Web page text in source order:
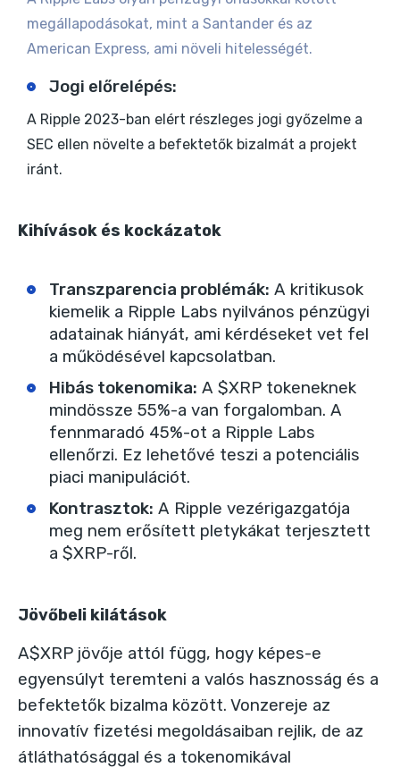
megállapodásokat, mint a Santander és az
American Express, ami növeli hitelességét.
Jogi előrelépés:
A Ripple 2023-ban elért részleges jogi győzelme a
SEC ellen növelte a befektetők bizalmát a projekt
iránt.
Kihívások és kockázatok
Transzparencia problémák: A kritikusok
kiemelik a Ripple Labs nyilvános pénzügyi
adatainak hiányát, ami kérdéseket vet fel
a működésével kapcsolatban.
Hibás tokenomika: A $XRP tokeneknek
mindössze 55%-a van forgalomban. A
fennmaradó 45%-ot a Ripple Labs
ellenőrzi. Ez lehetővé teszi a potenciális
piaci manipulációt.
Kontrasztok: A Ripple vezérigazgatója
meg nem erősített pletykákat terjesztett
a $XRP-ről.
Jövőbeli kilátások
A$XRP jövője attól függ, hogy képes-e
egyensúlyt teremteni a valós hasznosság és a
befektetők bizalma között. Vonzereje az
innovatív fizetési megoldásaiban rejlik, de az
átláthatósággal és a tokenomikával